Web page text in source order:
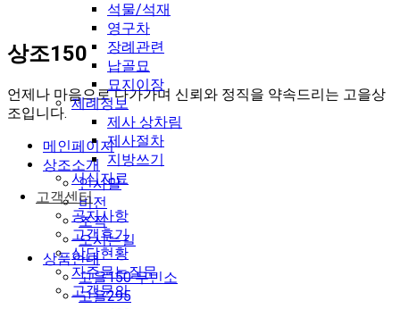
석물/석재
영구차
장례관련
납골묘
묘지이장
제례정보
제사 상차림
제사절차
지방쓰기
서식자료
고객센터
공지사항
고객후기
상담현황
자주묻는질문
고객문의
상조150
언제나 마음으로 다가가며 신뢰와 정직을 약속드리는 고을상
조입니다.
메인페이지
상조소개
인사말
비전
조직
오시는길
상품안내
고을150 무빈소
고을295